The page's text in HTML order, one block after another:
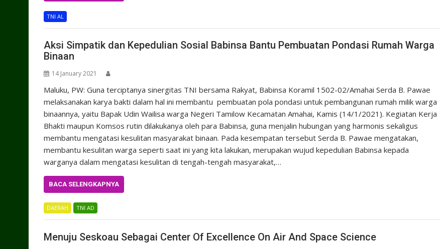
TNI AL
Aksi Simpatik dan Kepedulian Sosial Babinsa Bantu Pembuatan Pondasi Rumah Warga
Binaan
14 January 2021
Maluku, PW: Guna terciptanya sinergitas TNI bersama Rakyat, Babinsa Koramil 1502-02/Amahai Serda B. Pawae
melaksanakan karya bakti dalam hal ini membantu pembuatan pola pondasi untuk pembangunan rumah milik warga
binaannya, yaitu Bapak Udin Wailisa warga Negeri Tamilow Kecamatan Amahai, Kamis (14/1/2021). Kegiatan Kerja
Bhakti maupun Komsos rutin dilakukanya oleh para Babinsa, guna menjalin hubungan yang harmonis sekaligus
membantu mengatasi kesulitan masyarakat binaan. Pada kesempatan tersebut Serda B. Pawae mengatakan,
membantu kesulitan warga seperti saat ini yang kita lakukan, merupakan wujud kepedulian Babinsa kepada
warganya dalam mengatasi kesulitan di tengah-tengah masyarakat,…
BACA SELENGKAPNYA
DAERAH TNI AD
Menuju Seskoau Sebagai Center Of Excellence On Air And Space Science